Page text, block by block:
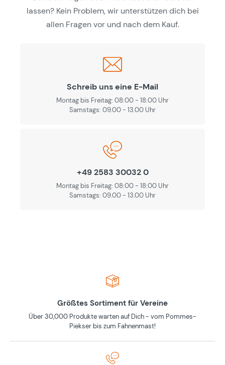
lassen? Kein Problem, wir unterstützen dich bei
allen Fragen vor und nach dem Kauf.
Schreib uns eine E-Mail
Montag bis Freitag: 08:00 - 18:00 Uhr
Samstags: 09.00 - 13.00 Uhr
+49 2583 30032 0
Montag bis Freitag: 08:00 - 18:00 Uhr
Samstags: 09.00 - 13.00 Uhr
Größtes Sortiment für Vereine
Über 30,000 Produkte warten auf Dich - vom Pommes-
Piekser bis zum Fahnenmast!